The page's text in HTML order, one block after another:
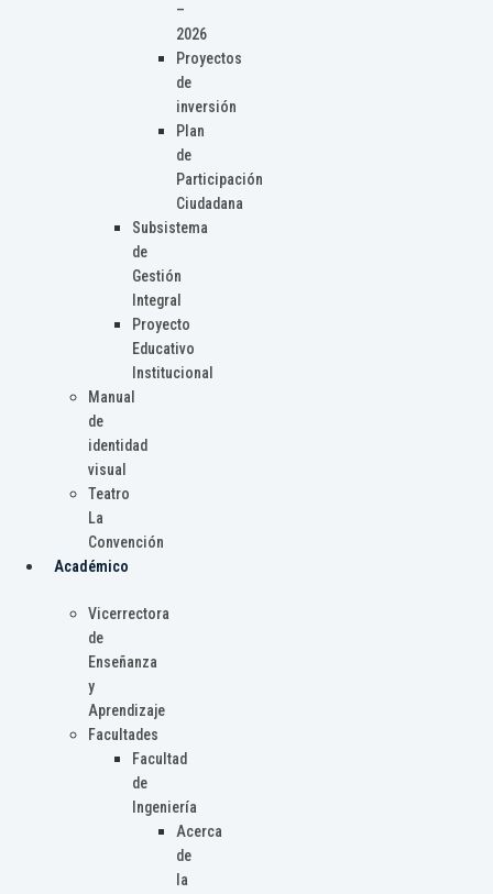
–
2026
Proyectos
de
inversión
Plan
de
Participación
Ciudadana
Subsistema
de
Gestión
Integral
Proyecto
Educativo
Institucional
Manual
de
identidad
visual
Teatro
La
Convención
Académico
Vicerrectora
de
Enseñanza
y
Aprendizaje
Facultades
Facultad
de
Ingeniería
Acerca
de
la